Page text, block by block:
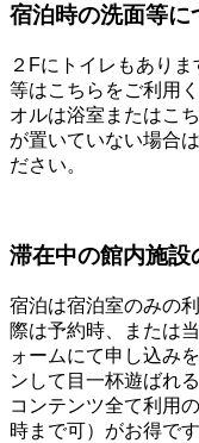
宿泊時の洗面等に
２Fにトイレもあり
等はこちらをご利用
オルは浴室またはこ
が置いていない場合
ださい。
滞在中の館内施設
宿泊は宿泊室のみの
際は予約時、または
ォームにて申し込み
ンして目一杯遊ばれ
コンテンツ全て利用
時まで可）がお得です